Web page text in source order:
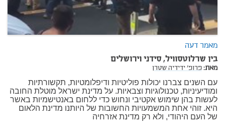
מאמר דעה
בין שרלוטסוויל, סידני וירושלים
מאת:פרופ' ידידיה שטרן
עם השנים צברנו יכולות פוליטיות ודיפלומטיות, תקשורתיות
ומודיעיניות, טכנולוגיות וצבאיות. על מדינת ישראל מוטלת החובה
לעשות בהן שימוש אקטיבי ונחוש כדי ללחום באנטישמיות באשר
היא. זוהי אחת המשמעויות החשובות של היותנו מדינת הלאום
של העם היהודי, ולא רק מדינת אזרחיה